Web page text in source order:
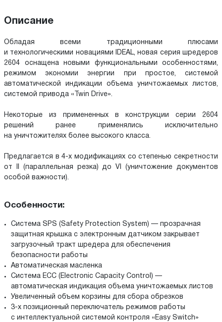
Описание
Обладая всеми традиционными плюсами
и технологическими новациями IDEAL, новая серия шредеров
2604 оснащена новыми функциональными особенностями,
режимом экономии энергии при простое, системой
автоматической индикации объема уничтожаемых листов,
системой привода «Twin Drive».
Некоторые из примененных в конструкции серии 2604
решений ранее применялись исключительно
на уничтожителях более высокого класса.
Предлагается в 4-х модификациях со степенью секретности
от II (параллельная резка) до VI (уничтожение документов
особой важности).
Особенности:
Система SPS (Safety Protection System) — прозрачная
защитная крышка с электронным датчиком закрывает
загрузочный тракт шредера для обеспечения
безопасности работы
Автоматическая масленка
Система ECC (Electronic Capacity Control) —
автоматическая индикация объема уничтожаемых листов
Увеличенный объем корзины для сбора обрезков
3-х позиционный переключатель режимов работы
с интеллектуальной системой контроля «Easy Switch»